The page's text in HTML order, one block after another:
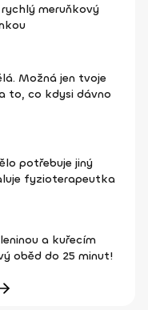
meruňkový
Možná jen tvoje
to, co kdysi dávno
potřebuje jiný
fyzioterapeutka
a kuřecím
oběd do 25 minut!